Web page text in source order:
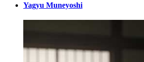
Yagyu Muneyoshi